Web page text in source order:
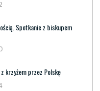
Spotkanie z biskupem
z krzyżem przez Polskę